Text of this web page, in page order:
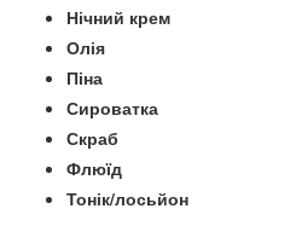
Нічний крем
Олія
Піна
Сироватка
Скраб
Флюїд
Тонік/лосьйон